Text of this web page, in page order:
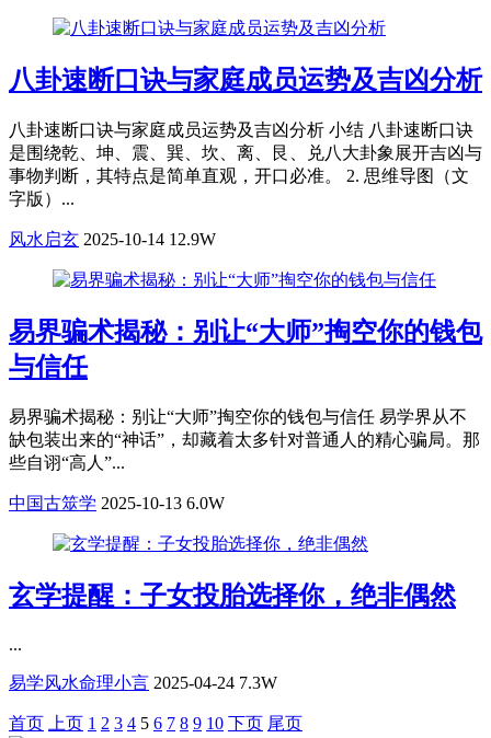
八卦速断口诀与家庭成员运势及吉凶分析
八卦速断口诀与家庭成员运势及吉凶分析 小结 八卦速断口诀
是围绕乾、坤、震、巽、坎、离、艮、兑八大卦象展开吉凶与
事物判断，其特点是简单直观，开口必准。 2. 思维导图（文
字版）...
风水启玄 2025-10-14 12.9W
易界骗术揭秘：别让“大师”掏空你的钱包
与信任
易界骗术揭秘：别让“大师”掏空你的钱包与信任 易学界从不
缺包装出来的“神话”，却藏着太多针对普通人的精心骗局。那
些自诩“高人”...
中国古筮学 2025-10-13 6.0W
玄学提醒：子女投胎选择你，绝非偶然
...
易学风水命理小言 2025-04-24 7.3W
首页 上页 1 2 3 4 5 6 7 8 9 10 下页 尾页